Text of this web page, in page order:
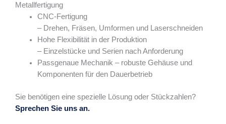
Metallfertigung
CNC-Fertigung
– Drehen, Fräsen, Umformen und Laserschneiden
Hohe Flexibilität in der Produktion
– Einzelstücke und Serien nach Anforderung
Passgenaue Mechanik – robuste Gehäuse und
Komponenten für den Dauerbetrieb
Sie benötigen eine spezielle Lösung oder Stückzahlen?
Sprechen Sie uns an.